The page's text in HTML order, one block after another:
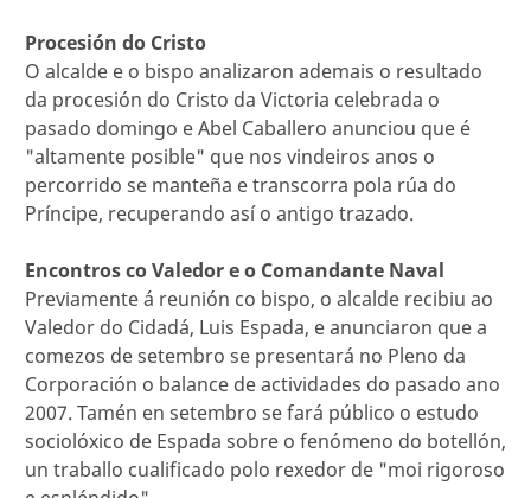
Procesión do Cristo
O alcalde e o bispo analizaron ademais o resultado
da procesión do Cristo da Victoria celebrada o
pasado domingo e Abel Caballero anunciou que é
"altamente posible" que nos vindeiros anos o
percorrido se manteña e transcorra pola rúa do
Príncipe, recuperando así o antigo trazado.
Encontros co Valedor e o Comandante Naval
Previamente á reunión co bispo, o alcalde recibiu ao
Valedor do Cidadá, Luis Espada, e anunciaron que a
comezos de setembro se presentará no Pleno da
Corporación o balance de actividades do pasado ano
2007. Tamén en setembro se fará público o estudo
sociolóxico de Espada sobre o fenómeno do botellón,
un traballo cualificado polo rexedor de "moi rigoroso